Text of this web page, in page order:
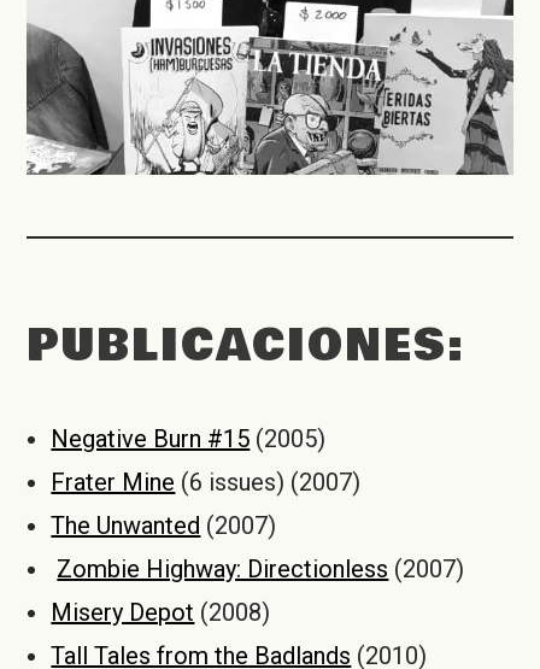
PUBLICACIONES:
Negative Burn #15 (2005)
Frater Mine (6 issues) (2007)
The Unwanted (2007)
Zombie Highway: Directionless (2007)
Misery Depot (2008)
Tall Tales from the Badlands (2010)